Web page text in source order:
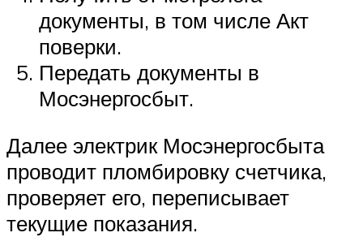
документы, в том числе Акт
поверки.
Передать документы в
Мосэнергосбыт.
Далее электрик Мосэнергосбыта
проводит пломбировку счетчика,
проверяет его, переписывает
текущие показания.